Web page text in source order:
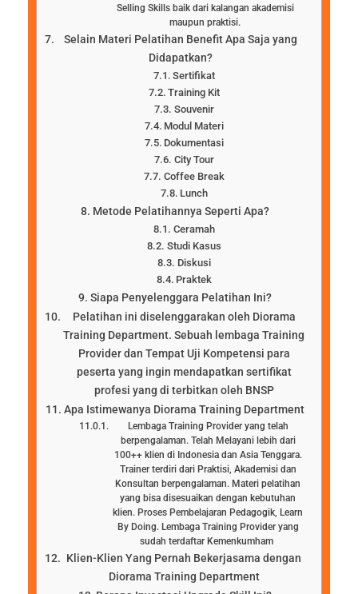
Selling Skills baik dari kalangan akademisi
maupun praktisi.
Selain Materi Pelatihan Benefit Apa Saja yang
Didapatkan?
Sertifikat
Training Kit
Souvenir
Modul Materi
Dokumentasi
City Tour
Coffee Break
Lunch
Metode Pelatihannya Seperti Apa?
Ceramah
Studi Kasus
Diskusi
Praktek
Siapa Penyelenggara Pelatihan Ini?
Pelatihan ini diselenggarakan oleh Diorama
Training Department. Sebuah lembaga Training
Provider dan Tempat Uji Kompetensi para
peserta yang ingin mendapatkan sertifikat
profesi yang di terbitkan oleh BNSP
Apa Istimewanya Diorama Training Department
Lembaga Training Provider yang telah
berpengalaman. Telah Melayani lebih dari
100++ klien di Indonesia dan Asia Tenggara.
Trainer terdiri dari Praktisi, Akademisi dan
Konsultan berpengalaman. Materi pelatihan
yang bisa disesuaikan dengan kebutuhan
klien. Proses Pembelajaran Pedagogik, Learn
By Doing. Lembaga Training Provider yang
sudah terdaftar Kemenkumham
Klien-Klien Yang Pernah Bekerjasama dengan
Diorama Training Department